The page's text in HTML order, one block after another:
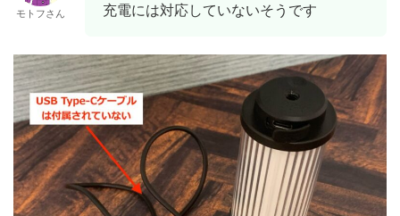
モトフさん
充電には対応していないそうです